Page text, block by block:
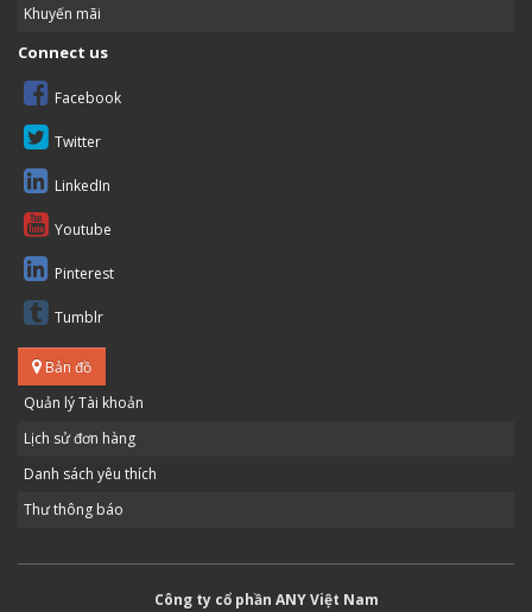
Khuyến mãi
Connect us
Facebook
Twitter
LinkedIn
Youtube
Pinterest
Tumblr
Bản đồ
Quản lý Tài khoản
Lịch sử đơn hàng
Danh sách yêu thích
Thư thông báo
Công ty cổ phần ANY Việt Nam